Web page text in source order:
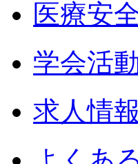
医療安
学会活
求人情報